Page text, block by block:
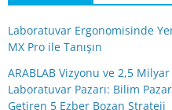
Laboratuvar Ergonomisinde
MX Pro ile Tanışın
ARABLAB Vizyonu ve 2,5
Laboratuvar Pazarı: Bilim
Getiren 5 Ezber Bozan Strateji